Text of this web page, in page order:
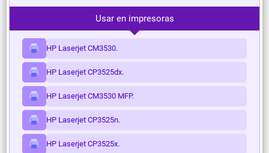
Usar en impresoras
HP Laserjet CM3530.
HP Laserjet CP3525dx.
HP Laserjet CM3530 MFP.
HP Laserjet CP3525n.
HP Laserjet CP3525x.